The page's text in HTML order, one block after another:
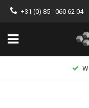
+31 (0) 85 - 060 62 04